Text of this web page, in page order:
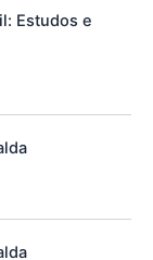
Estudos e